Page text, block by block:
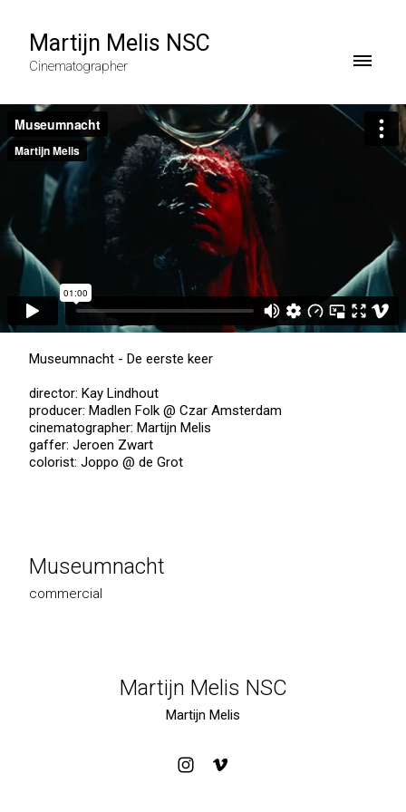
Martijn Melis NSC
Cinematographer
Museumnacht - De eerste keer
director: Kay Lindhout
producer: Madlen Folk @ Czar Amsterdam
cinematographer: Martijn Melis
gaffer: Jeroen Zwart
colorist: Joppo @ de Grot
Museumnacht
commercial
Martijn Melis NSC
Martijn Melis